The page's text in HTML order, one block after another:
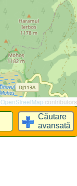
OpenStreetMap contributors
Căutare
avansată